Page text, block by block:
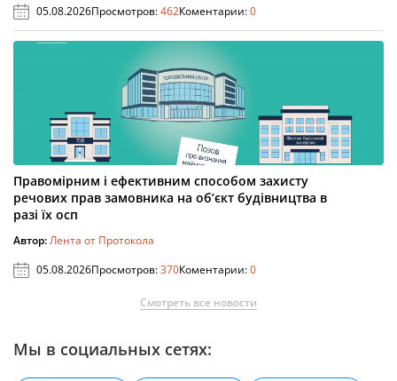
05.08.2026Просмотров:462Коментарии:0
Правомірним і ефективним способом захисту
речових прав замовника на об’єкт будівництва в
разі їх осп
Автор:Лента от Протокола
05.08.2026Просмотров:370Коментарии:0
Смотреть все новости
Мы в социальных сетях: